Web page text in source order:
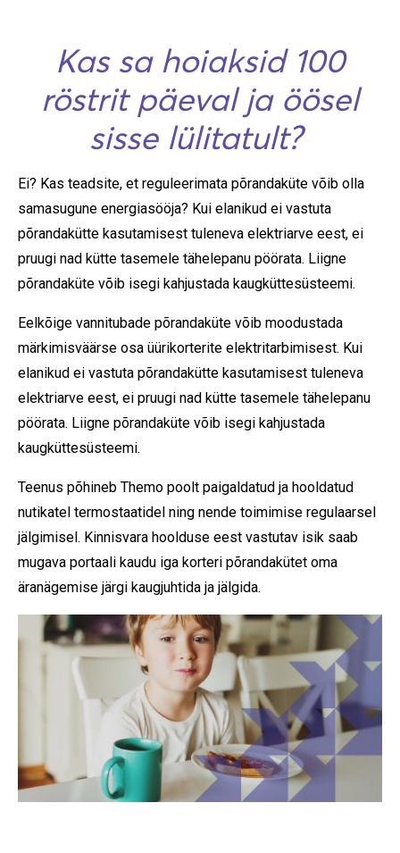
Kas sa hoiaksid 100
röstrit päeval ja öösel
sisse lülitatult?
Ei? Kas teadsite, et reguleerimata põrandaküte võib olla
samasugune energiasööja? Kui elanikud ei vastuta
põrandakütte kasutamisest tuleneva elektriarve eest, ei
pruugi nad kütte tasemele tähelepanu pöörata. Liigne
põrandaküte võib isegi kahjustada kaugküttesüsteemi.
Eelkõige vannitubade põrandaküte võib moodustada
märkimisväärse osa üürikorterite elektritarbimisest. Kui
elanikud ei vastuta põrandakütte kasutamisest tuleneva
elektriarve eest, ei pruugi nad kütte tasemele tähelepanu
pöörata. Liigne põrandaküte võib isegi kahjustada
kaugküttesüsteemi.
Teenus põhineb Themo poolt paigaldatud ja hooldatud
nutikatel termostaatidel ning nende toimimise regulaarsel
jälgimisel. Kinnisvara hoolduse eest vastutav isik saab
mugava portaali kaudu iga korteri põrandakütet oma
äranägemise järgi kaugjuhtida ja jälgida.